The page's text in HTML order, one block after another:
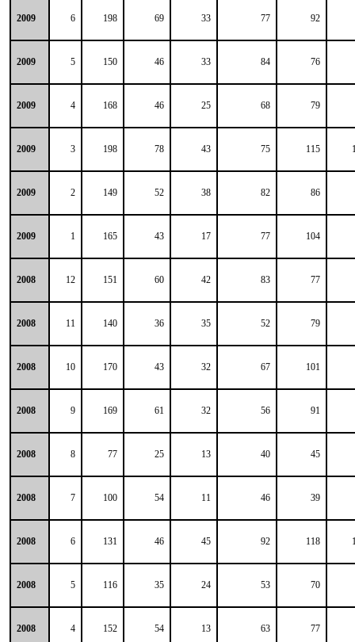
2009 6 198 69 33 77 92
2009 5 150 46 33 84 76
2009 4 168 46 25 68 79
2009 3 198 78 43 75 115
2009 2 149 52 38 82 86
2009 1 165 43 17 77 104
2008 12 151 60 42 83 77
2008 11 140 36 35 52 79
2008 10 170 43 32 67 101
2008 9 169 61 32 56 91
2008 8 77 25 13 40 45
2008 7 100 54 11 46 39
2008 6 131 46 45 92 118
2008 5 116 35 24 53 70
2008 4 152 54 13 63 77